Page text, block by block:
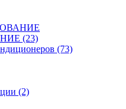
(23)
(73)
(2)